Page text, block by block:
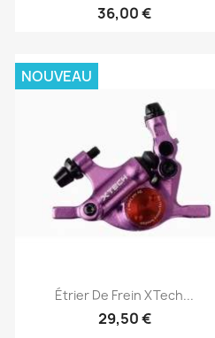
36,00 €
Aperçu rapide
Étrier De Frein XTech...
29,50 €
NOUVEAU